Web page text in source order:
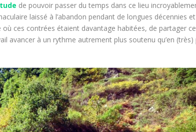
de pouvoir passer du temps dans ce lieu
laissé à l’abandon pendant de longues décennies
où ces contrées étaient davantage habitées, de partager
avancer à un rythme autrement plus soutenu qu’en